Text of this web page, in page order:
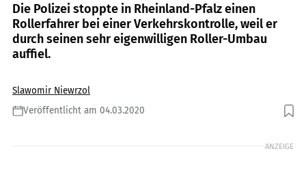
Die Polizei stoppte in Rheinland-Pfalz einen
Rollerfahrer bei einer Verkehrskontrolle, weil er
durch seinen sehr eigenwilligen Roller-Umbau
auffiel.
Slawomir Niewrzol
Veröffentlicht am 04.03.2020
Foto: Polizei Rheinland-Pfalz.
ANZEIGE